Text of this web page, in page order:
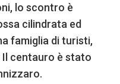
lo scontro è
cilindrata ed
famiglia di turisti,
centauro è stato